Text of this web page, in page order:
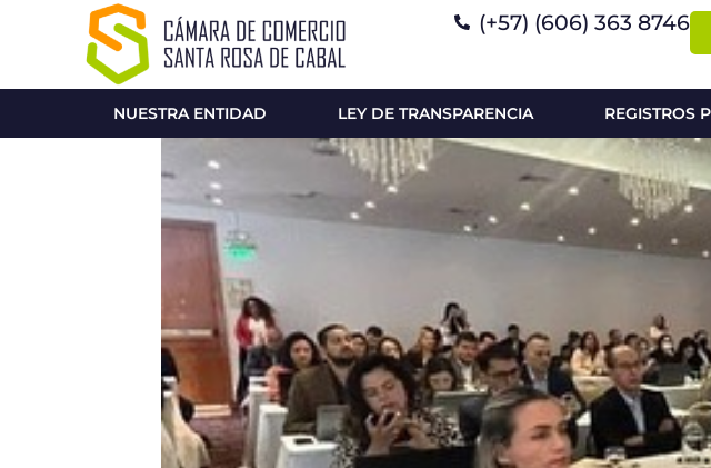
(+57) (606) 363 8746
NUESTRA ENTIDAD LEY DE TRANSPARENCIA REGISTROS